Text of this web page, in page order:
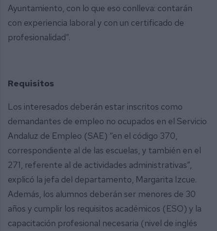
Ayuntamiento, con lo que eso conlleva: contarán
con experiencia laboral y con un certificado de
profesionalidad”.
Requisitos
Los interesados deberán estar inscritos como
demandantes de empleo no ocupados en el Servicio
Andaluz de Empleo (SAE) “en el código 370,
correspondiente al de las escuelas, y también en el
271, referente al de actividades administrativas”,
explicó la jefa del departamento, Margarita Izcue.
Además, los alumnos deberán ser menores de 30
años y cumplir los requisitos académicos (ESO) y la
capacitación profesional necesaria (nivel de inglés